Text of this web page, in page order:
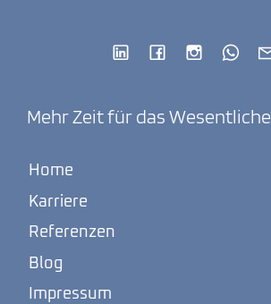
Mehr Zeit für das Wesentliche
Home
Karriere
Referenzen
Blog
Impressum